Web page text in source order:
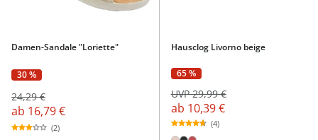
Damen-Sandale "Loriette"
30 %
24,29 €
ab 16,79 €
(2)
Hausclog Livorno beige
65 %
ab 10,39 €
UVP 29,99 €
(4)